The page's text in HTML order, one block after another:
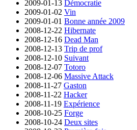
2009-01-13 Démocratie
2009-01-02 Vin
2009-01-01 Bonne année 2009
2008-12-22 Hibernate
2008-12-16 Dead Man
2008-12-13 Trip de prof
2008-12-10 Suivant
2008-12-07 Totoro
2008-12-06 Massive Attack
2008-11-27 Gaston
2008-11-22 Hacker
2008-11-19 Expérience
2008-10-25 Forge
2008-10-24 Deux sites